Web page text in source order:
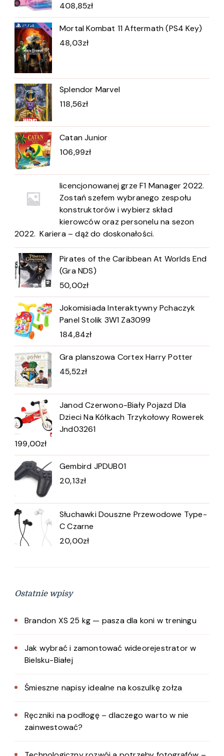
408,85zł
Mortal Kombat 11 Aftermath (PS4 Key)
48,03zł
Splendor Marvel
118,56zł
Catan Junior
106,99zł
licencjonowanej grze F1 Manager 2022.
Zostań szefem wybranego zespołu
konstruktorów i wybierz skład
kierowców oraz personelu na sezon
2022. Kariera – dąż do doskonałości.
Pirates of the Caribbean At Worlds End
(Gra NDS)
50,00zł
Jokomisiada Interaktywny Pchaczyk
Panel Stolik 3W1 Za3099
184,84zł
Gra planszowa Cortex Harry Potter
45,52zł
Janod Czerwono-Biały Pojazd Dla
Dzieci Na Kółkach Trzykołowy Rowerek
Jnd03261
199,00zł
Gembird JPDUB01
20,13zł
Słuchawki Douszne Przewodowe Type-
C Czarne
20,00zł
Ostatnie wpisy
Brandon XS 25 kg — pasza dla koni w treningu
Jak wybrać i zamontować wideorejestrator w
Bielsku-Białej
Śmieszne napisy idealne na koszulkę zołza
Ręczniki na podłogę – dlaczego warto w nie
zainwestować?